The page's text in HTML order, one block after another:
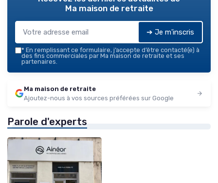
Ma maison de retraite
➔ Je m'inscris
* En remplissant ce formulaire, j’accepte d’être contacté(e) à
des fins commerciales par Ma maison de retraite et ses
partenaires.
Ma maison de retraite
Ajoutez-nous à vos sources préférées sur Google
Parole d'experts